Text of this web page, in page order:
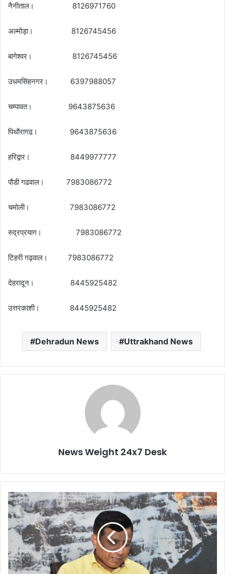
नैनीताल। 8126971760
अल्मोड़ा। 8126745456
बागेश्वर। 8126745456
उधमसिंहनगर। 6397988057
चम्पावत। 9643875636
पिथौरागढ। 9643875636
हरिद्वार। 8449977777
पौडी गढवाल। 7983086772
चमोली। 7983086772
रुद्रप्रयाग। 7983086772
टिहरी गढ़वाल। 7983086772
देहरादून। 8445925482
उत्तरकाशी। 8445925482
Dehradun News Uttrakhand News
News Weight 24x7 Desk
सू
च
ना
वि
ग
में
ह